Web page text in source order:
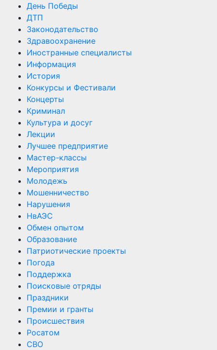
День Победы
ДТП
Законодательство
Здравоохранение
Иностранные специалисты
Информация
История
Конкурсы и Фестивали
Концерты
Криминал
Культура и досуг
Лекции
Лучшее предприятие
Мастер-классы
Мероприятия
Молодежь
Мошенничество
Нарушения
НвАЭС
Обмен опытом
Образование
Патриотические проекты
Погода
Поддержка
Поисковые отряды
Праздники
Премии и гранты
Происшествия
Росатом
СВО